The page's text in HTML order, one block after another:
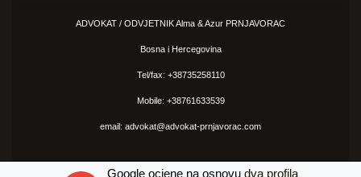
ADVOKAT / ODVJETNIK Alma &Azur PRNJAVORAC
Bosna i Hercegovina
Tel/fax: +38735258110
Mobile: +38761633539
email: advokat@advokat-prnjavorac.com
Google ocjene na osnovu dva profila